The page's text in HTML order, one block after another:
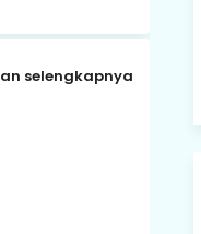
selengkapnya